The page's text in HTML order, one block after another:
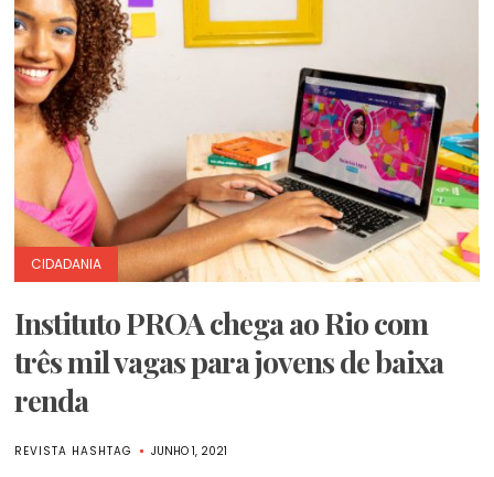
CIDADANIA
Instituto PROA chega ao Rio com
três mil vagas para jovens de baixa
renda
REVISTA HASHTAG JUNHO 1, 2021